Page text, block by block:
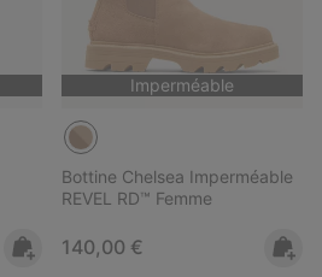
Imperméable
Bottine Chelsea Imperméable
REVEL RD™ Femme
Regular price:
140,00 €